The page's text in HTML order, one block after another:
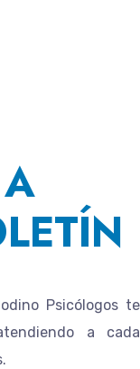
Psicólogoste
a cada